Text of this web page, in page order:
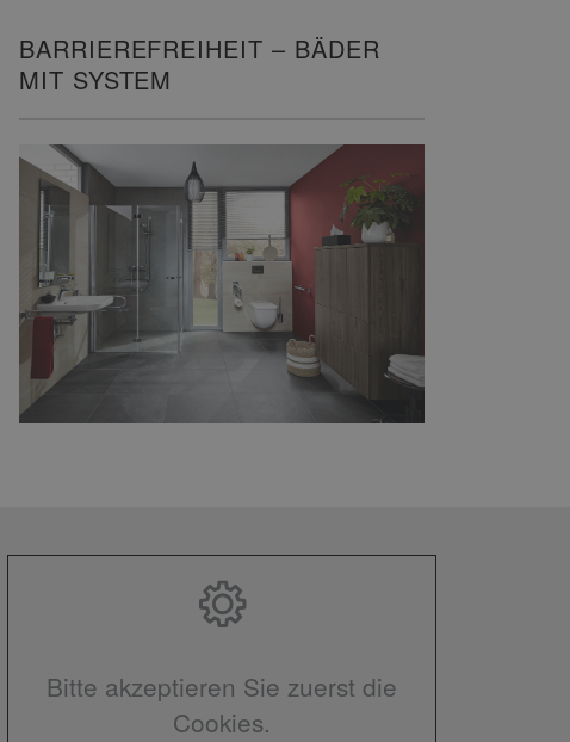
BARRIEREFREIHEIT – BÄDER
MIT SYSTEM
Bitte akzeptieren Sie zuerst die
Cookies.